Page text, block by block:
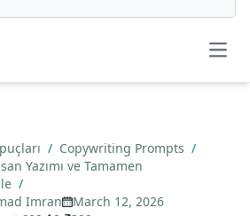
/ Copywriting Prompts /
Yazımı ve Tamamen
/
Imran
March 12, 2026